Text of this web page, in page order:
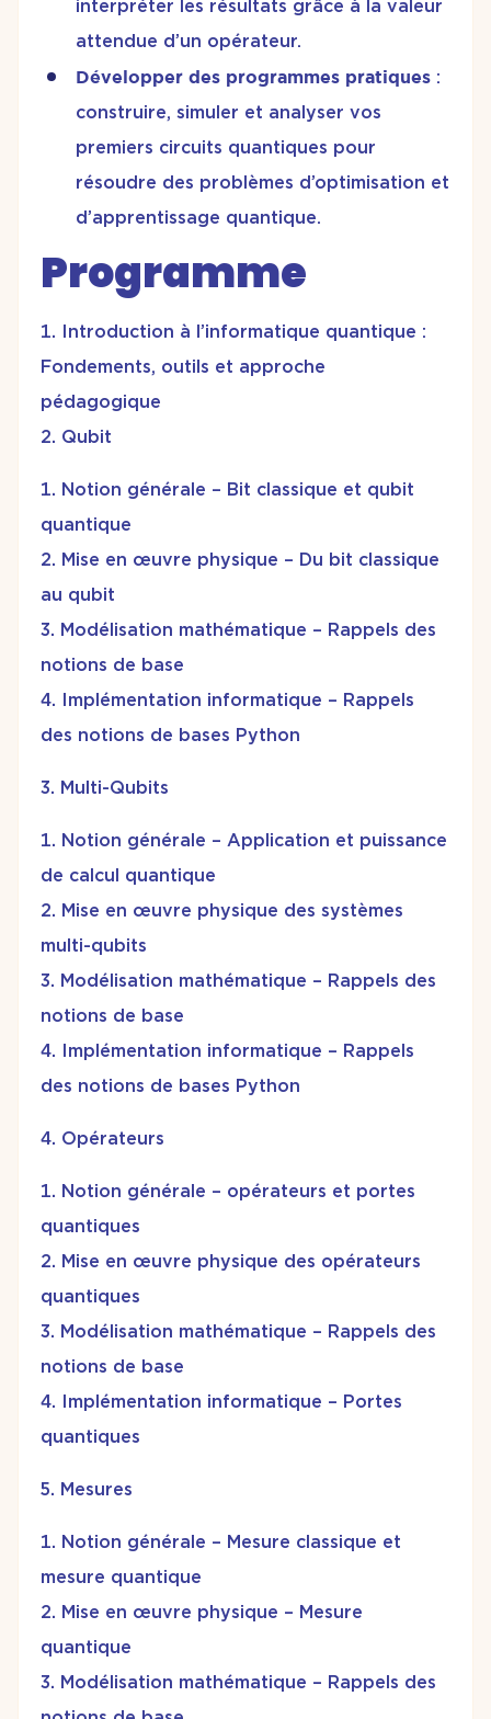
interpréter les résultats grâce à la valeur
attendue d’un opérateur.
Développer des programmes pratiques :
construire, simuler et analyser vos
premiers circuits quantiques pour
résoudre des problèmes d’optimisation et
d’apprentissage quantique.
Programme
Introduction à l’informatique quantique :
Fondements, outils et approche
pédagogique
Qubit
Notion générale – Bit classique et qubit
quantique
Mise en œuvre physique – Du bit classique
au qubit
Modélisation mathématique – Rappels des
notions de base
Implémentation informatique – Rappels
des notions de bases Python
Multi-Qubits
Notion générale – Application et puissance
de calcul quantique
Mise en œuvre physique des systèmes
multi-qubits
Modélisation mathématique – Rappels des
notions de base
Implémentation informatique – Rappels
des notions de bases Python
Opérateurs
Notion générale – opérateurs et portes
quantiques
Mise en œuvre physique des opérateurs
quantiques
Modélisation mathématique – Rappels des
notions de base
Implémentation informatique – Portes
quantiques
Mesures
Notion générale – Mesure classique et
mesure quantique
Mise en œuvre physique – Mesure
quantique
Modélisation mathématique – Rappels des